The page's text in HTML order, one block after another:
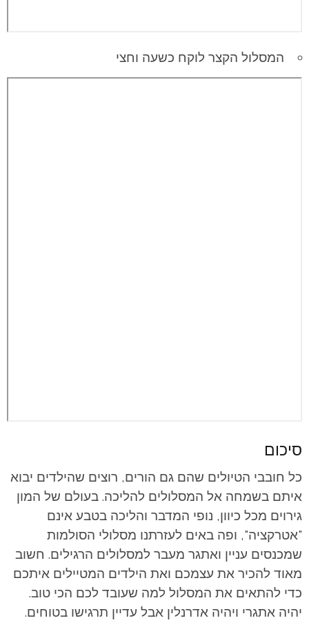
המסלול הקצר לוקח כשעה וחצי
סיכום
כל חובבי הטיולים שהם גם הורים, רוצים שהילדים יבוא
איתם בשמחה אל המסלולים להליכה. בעולם של המון
גירוים מכל כיוון, נופי המדבר והליכה בטבע אינם
"אטרקציה", ופה באים לעזרתנו מסלולי הסולמות
שמכנסים עניין ואתגר מעבר למסלולים הרגילים. חשוב
מאוד להכיר את עצמכם ואת הילדים המטיילים איתכם
כדי להתאים את המסלול למה שעובד לכם הכי טוב.
יהיה אתגרי ויהיה אדרנלין אבל עדיין תרגישו בטוחים.